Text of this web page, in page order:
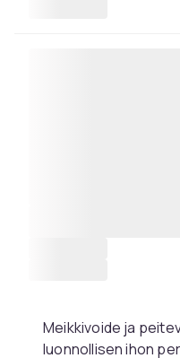
Meikkivoide ja
luonnollisen ihon